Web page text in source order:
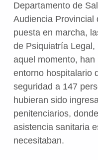
Departamento de
Audiencia Provincial
puesta en marcha,
de Psiquiatría
aquel momento,
entorno hospitalario
seguridad a 147
hubieran sido
penitenciarios,
asistencia sanitaria
necesitaban.